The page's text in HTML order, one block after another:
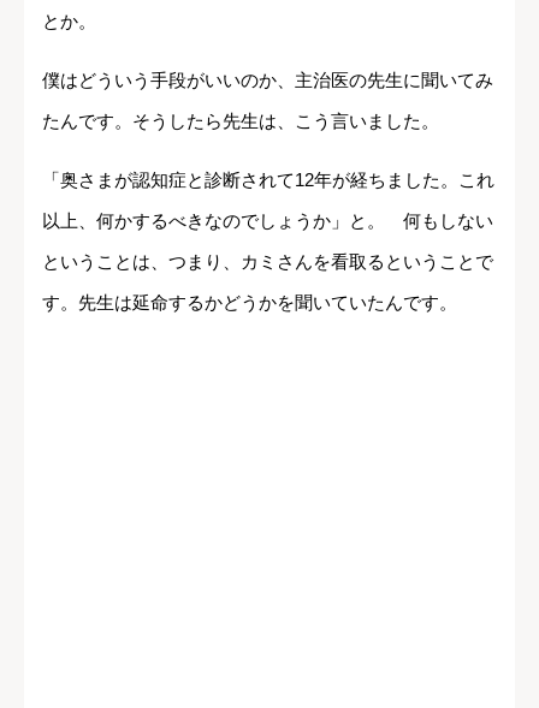
とか。
僕はどういう手段がいいのか、主治医の先生に聞いてみ
たんです。そうしたら先生は、こう言いました。
「奥さまが認知症と診断されて12年が経ちました。これ
以上、何かするべきなのでしょうか」と。 何もしない
ということは、つまり、カミさんを看取るということで
す。先生は延命するかどうかを聞いていたんです。